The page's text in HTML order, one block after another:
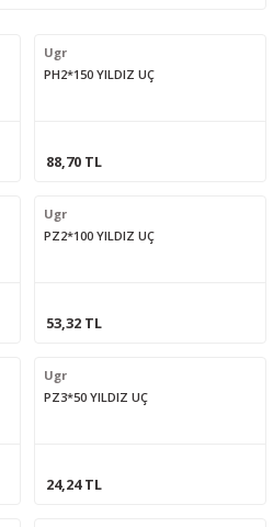
Ugr
PH2*150 YILDIZ UÇ
88,70 TL
Ugr
PZ2*100 YILDIZ UÇ
53,32 TL
Ugr
PZ3*50 YILDIZ UÇ
24,24 TL